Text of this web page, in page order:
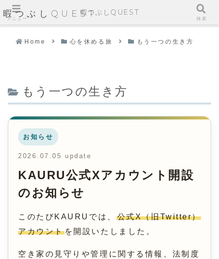
暇つぶしQUEST
Home 心を休める旅 もう一つの生き方
もう一つの生き方
お知らせ
2026.07.05 update
KAURU公式Xアカウント開設
のお知らせ
このたびKAURUでは、
公式X（旧Twitter）
アカウントを開設いたしました。
空き家の見守りや管理に関する情報、法制度
メニュー
暇つぶしQUEST
検索